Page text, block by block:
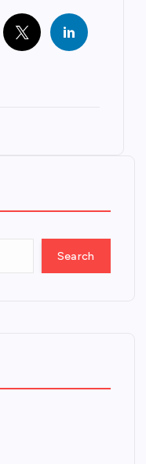
Search